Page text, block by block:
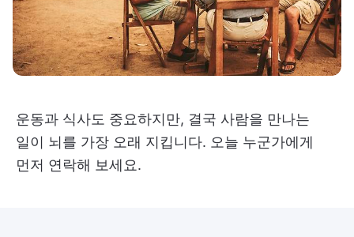
운동과 식사도 중요하지만, 결국 사람을 만나는
일이 뇌를 가장 오래 지킵니다. 오늘 누군가에게
먼저 연락해 보세요.